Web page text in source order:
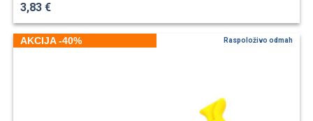
3,83 €
AKCIJA -40% Raspoloživo odmah